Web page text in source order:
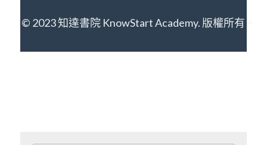
© 2023 知達書院 KnowStart Academy. 版權所有。